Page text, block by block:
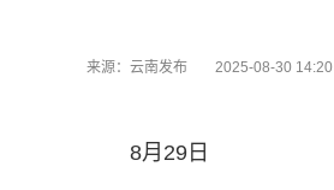
来源：云南发布 2025-08-30 14:20
8月29日